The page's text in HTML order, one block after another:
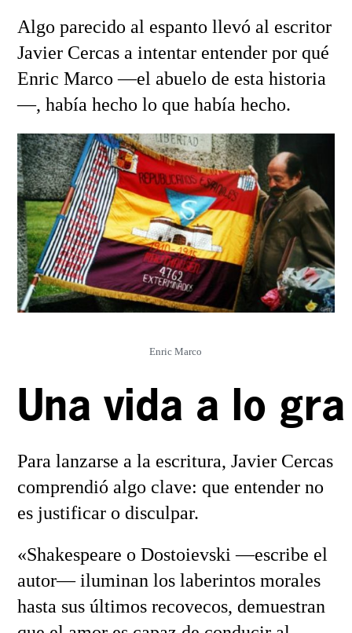
Algo parecido al espanto llevó al escritor
Javier Cercas a intentar entender por qué
Enric Marco —el abuelo de esta historia
—, había hecho lo que había hecho.
Enric Marco
Una vida a lo
Para lanzarse a la escritura, Javier Cercas
comprendió algo clave: que entender no
es justificar o disculpar.
«Shakespeare o Dostoievski —escribe el
autor— iluminan los laberintos morales
hasta sus últimos recovecos, demuestran